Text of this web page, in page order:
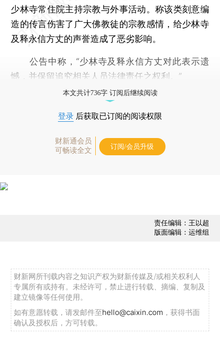
少林寺常住院主持宗教与外事活动。称该类刻意编
造的传言伤害了广大佛教徒的宗教感情，给少林寺
及释永信方丈的声誉造成了恶劣影响。
公告中称，“少林寺及释永信方丈对此表示遗
憾，并保留追究相关人员法律责任之权利。”
本文共计736字 订阅后继续阅读
登录 后获取已订阅的阅读权限
财新通会员
可畅读全文
订阅/会员升级
责任编辑：王以超
版面编辑：运维组
财新网所刊载内容之知识产权为财新传媒及/或相关权利人
专属所有或持有。未经许可，禁止进行转载、摘编、复制及
建立镜像等任何使用。
如有意愿转载，请发邮件至hello@caixin.com ，获得书面
确认及授权后，方可转载。